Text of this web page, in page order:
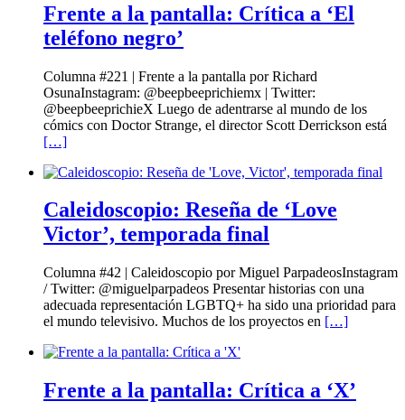
Frente a la pantalla: Crítica a ‘El
teléfono negro’
Columna #221 | Frente a la pantalla por Richard
OsunaInstagram: @beepbeeprichiemx | Twitter:
@beepbeeprichieX Luego de adentrarse al mundo de los
cómics con Doctor Strange, el director Scott Derrickson está
[…]
Caleidoscopio: Reseña de ‘Love
Victor’, temporada final
Columna #42 | Caleidoscopio por Miguel ParpadeosInstagram
/ Twitter: @miguelparpadeos Presentar historias con una
adecuada representación LGBTQ+ ha sido una prioridad para
el mundo televisivo. Muchos de los proyectos en […]
Frente a la pantalla: Crítica a ‘X’